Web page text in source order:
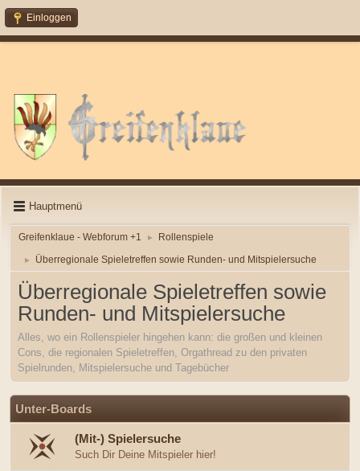
Einloggen
Hauptmenü
Greifenklaue - Webforum +1 ► Rollenspiele
► Überregionale Spieletreffen sowie Runden- und Mitspielersuche
Überregionale Spieletreffen sowie
Runden- und Mitspielersuche
Alles, wo ein Rollenspieler hingehen kann: die großen und kleinen
Cons, die regionalen Spieletreffen, Orgathread zu den privaten
Spielrunden, Mitspielersuche und Tagebücher
Unter-Boards
(Mit-) Spielersuche
Such Dir Deine Mitspieler hier!